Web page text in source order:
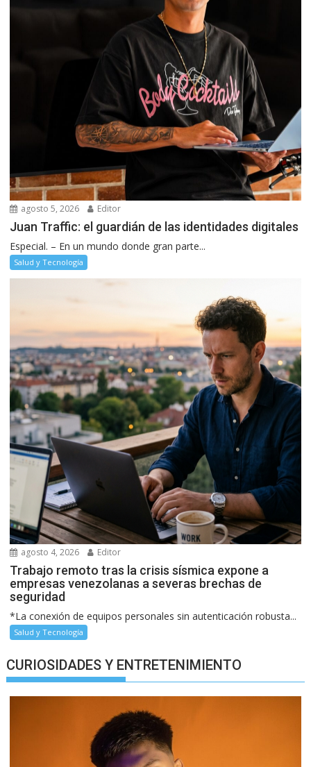
agosto 5, 2026 Editor
Juan Traffic: el guardián de las identidades digitales
Especial. – En un mundo donde gran parte...
Salud y Tecnología
agosto 4, 2026 Editor
Trabajo remoto tras la crisis sísmica expone a
empresas venezolanas a severas brechas de
seguridad
*La conexión de equipos personales sin autenticación robusta...
Salud y Tecnología
CURIOSIDADES Y ENTRETENIMIENTO